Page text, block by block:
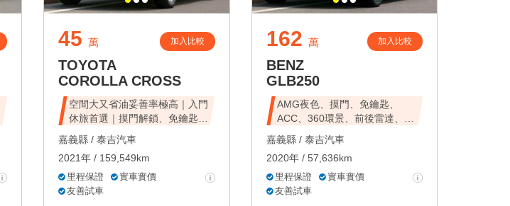
45 萬 加入比較
TOYOTA
COROLLA CROSS
空間大又省油妥善率極高｜入門
休旅首選｜摸門解鎖、免鑰匙啟
動
嘉義縣 / 泰吉汽車
2021年 / 159,549km
里程保證
實車實價
友善試車
162 萬 加入比較
BENZ
GLB250
AMG夜色、摸門、免鑰匙、
ACC、360環景、前後雷達、倒
車
嘉義縣 / 泰吉汽車
2020年 / 57,636km
里程保證
實車實價
友善試車